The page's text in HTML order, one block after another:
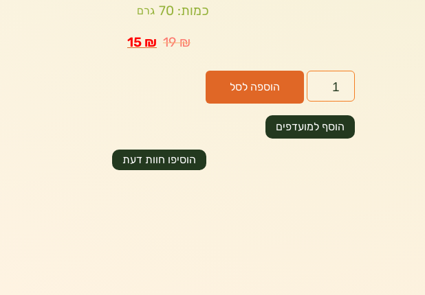
כמות: 70 גרם
19₪
15 ₪
הוספה לסל
הוסיפו חוות דעת
הוסף למועדפים